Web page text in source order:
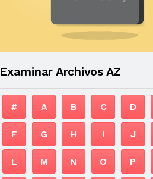
Examinar Archivos AZ
# A B C D
F G H I J
L M N O P